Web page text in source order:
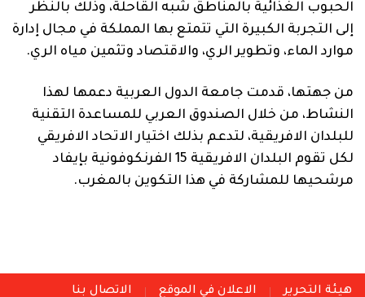
الحبوب الغذائية بالمناطق شبه القاحلة، وذلك بالنظر
إلى التجربة الكبيرة التي تتمتع بها المملكة في مجال إدارة
موارد الماء، وتطوير الري، والاقتصاد وتثمين مياه الري.
من جهتها، قدمت جامعة الدول العربية دعمها لهذا
النشاط، من خلال الصندوق العربي للمساعدة التقنية
للبلدان الافريقية، لتدعم بذلك اختيار الاتحاد الافريقي
لكل تقوم البلدان الافريقية 15 الفرنكوفونية بإيفاد
مرشحيها للمشاركة في هذا التكوين بالمغرب.
هيئة التحرير الاعلان في الموقع الاتصال بنا